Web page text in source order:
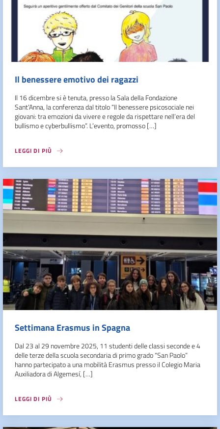
Il benessere emotivo dei ragazzi
Il 16 dicembre si è tenuta, presso la Sala della Fondazione
Sant’Anna, la conferenza dal titolo “Il benessere psicosociale nei
giovani: tra emozioni da vivere e regole da rispettare nell’era del
bullismo e cyberbullismo”. L’evento, promosso […]
LEGGI DI PIÙ
Settimana Erasmus in Spagna
Dal 23 al 29 novembre 2025, 11 studenti delle classi seconde e 4
delle terze della scuola secondaria di primo grado “San Paolo”
hanno partecipato a una mobilità Erasmus presso il Colegio Maria
Auxiliadora di Algemesí, […]
LEGGI DI PIÙ